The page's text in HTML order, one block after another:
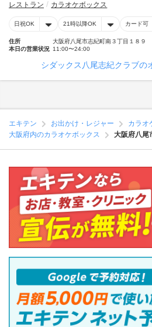
レストラン カラオケボックス
日祝OK 21時以降OK カード可
住所
大阪府八尾市志紀町南３丁目１８９
本日の営業状況 11:00〜24:00
シダックス八尾志紀クラブの
エキテン お出かけ・レジャー
カラオ
大阪府内のカラオケボックス
大阪府八尾